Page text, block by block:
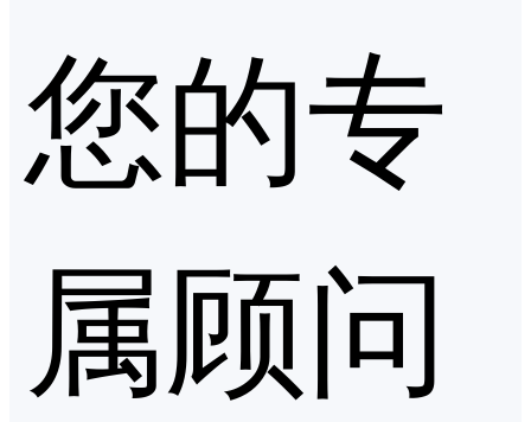
您的专
属顾问